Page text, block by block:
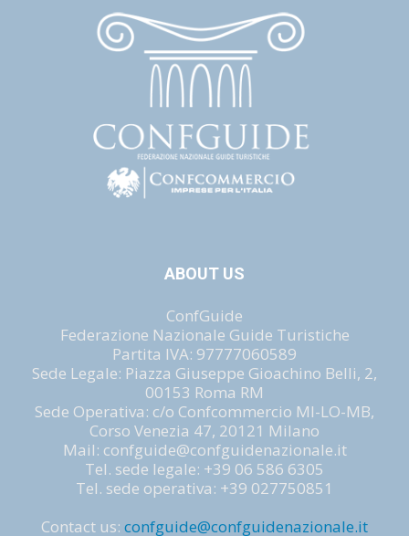
ABOUT US
ConfGuide
Federazione Nazionale Guide Turistiche
Partita IVA: 97777060589
Sede Legale: Piazza Giuseppe Gioachino Belli, 2,
00153 Roma RM
Sede Operativa: c/o Confcommercio MI-LO-MB,
Corso Venezia 47, 20121 Milano
Mail: confguide@confguidenazionale.it
Tel. sede legale: +39 06 586 6305
Tel. sede operativa: +39 027750851
Contact us: confguide@confguidenazionale.it